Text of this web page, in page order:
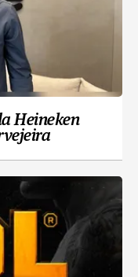
Heineken